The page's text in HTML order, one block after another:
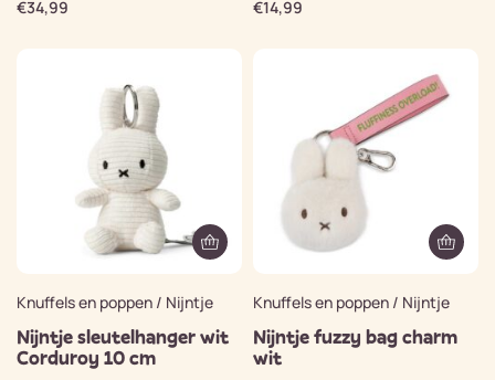
€34,99 €14,99
Knuffels en poppen / Nijntje
Nijntje sleutelhanger wit
Corduroy 10 cm
Knuffels en poppen / Nijntje
Nijntje fuzzy bag charm
wit